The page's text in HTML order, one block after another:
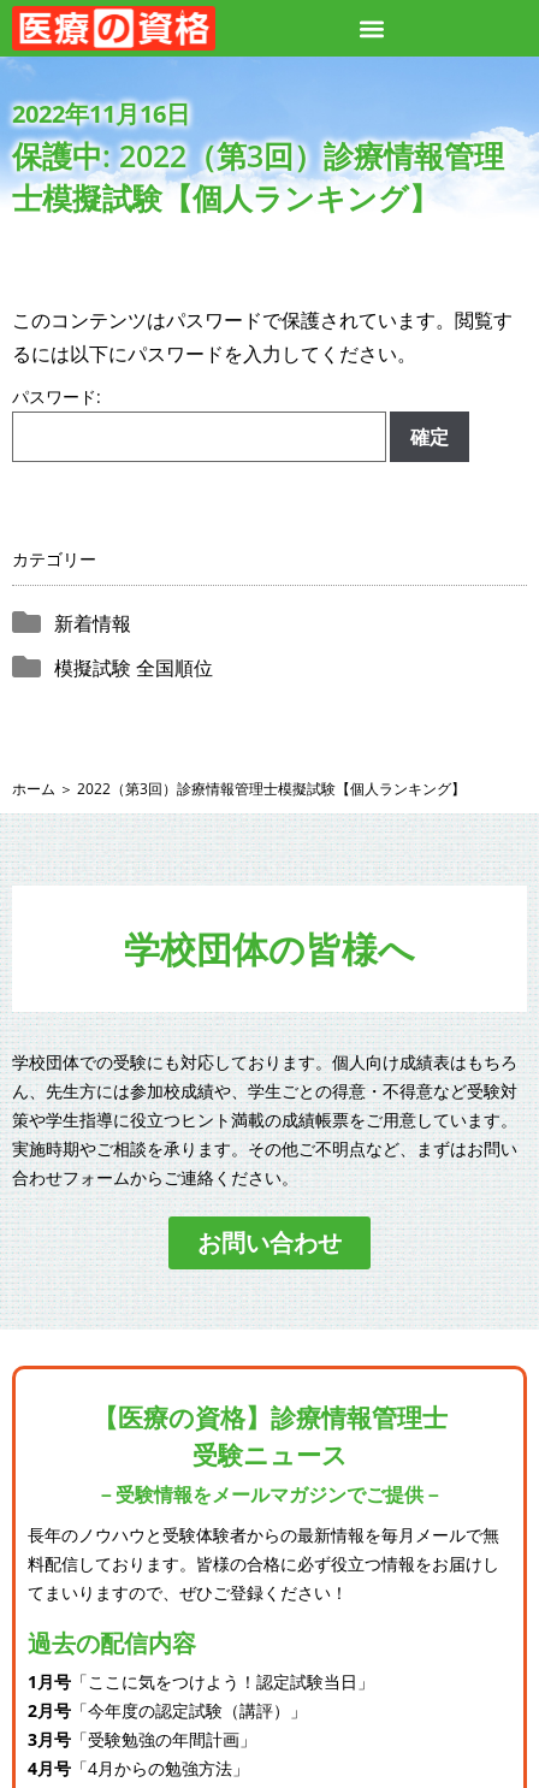
2022年11月16日
保護中: 2022（第3回）診療情報管理
士模擬試験【個人ランキング】
このコンテンツはパスワードで保護されています。閲覧す
るには以下にパスワードを入力してください。
パスワード:
カテゴリー
新着情報
模擬試験 全国順位
ホーム ＞ 2022（第3回）診療情報管理士模擬試験【個人ランキング】
学校団体の皆様へ
学校団体での受験にも対応しております。個人向け成績表はもちろ
ん、先生方には参加校成績や、学生ごとの得意・不得意など受験対
策や学生指導に役立つヒント満載の成績帳票をご用意しています。
実施時期やご相談を承ります。その他ご不明点など、まずはお問い
合わせフォームからご連絡ください。
お問い合わせ
【医療の資格】診療情報管理士
受験ニュース
－受験情報をメールマガジンでご提供－
長年のノウハウと受験体験者からの最新情報を毎月メールで無
料配信しております。 皆様の合格に必ず役立つ情報をお届けし
てまいりますので、ぜひご登録ください！
過去の配信内容
1月号 「ここに気をつけよう！認定試験当日」
2月号 「今年度の認定試験（講評）」
3月号 「受験勉強の年間計画」
4月号 「4月からの勉強方法」